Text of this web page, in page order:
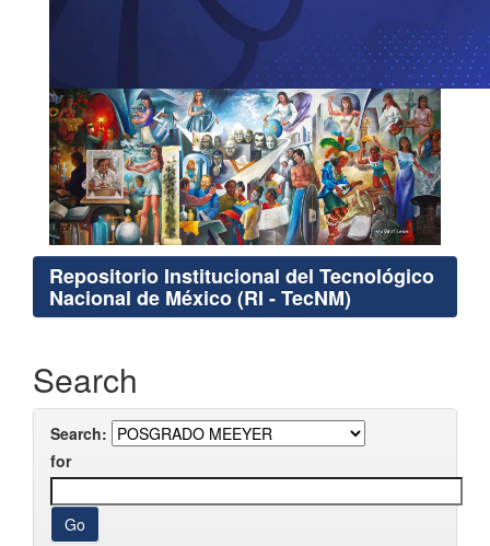
Repositorio Institucional del Tecnológico
Nacional de México (RI - TecNM)
Search
Search:
for